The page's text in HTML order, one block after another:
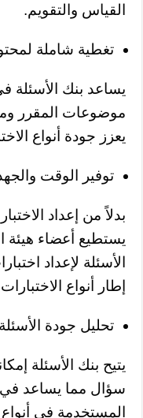
القياس والتقويم.
تغطية شاملة
يساعد بنك الأسئلة
موضوعات المقرر
يعزز جودة أنواع
توفير الوقت
بدلاً من إعداد
يستطيع أعضاء هيئة
الأسئلة لإعداد
إطار أنواع
تحليل جودة الأسئلة
يتيح بنك الأسئلة
سؤال مما يساعد في
المستخدمة في